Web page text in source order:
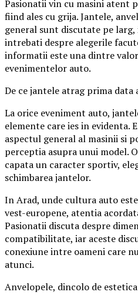
Pasionatii vin cu masini atent
fiind ales cu grija. Jantele,
general sunt discutate pe
intrebati despre alegerile
informatii este una dintre
evenimentelor auto.
De ce jantele atrag prima data
La orice eveniment auto,
elemente care ies in evidenta.
aspectul general al masinii si
perceptia asupra unui model.
capata un caracter sportiv,
schimbarea jantelor.
In Arad, unde cultura auto
vest-europene, atentia
Pasionatii discuta despre
compatibilitate, iar aceste
conexiune intre oameni care
atunci.
Anvelopele, dincolo de estetica